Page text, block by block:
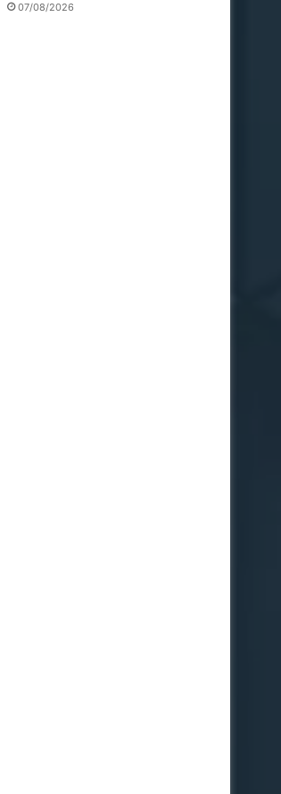
07/08/2026